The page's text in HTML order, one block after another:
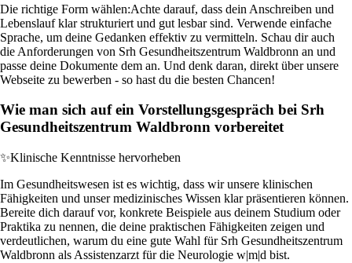
Die richtige Form wählen:Achte darauf, dass dein Anschreiben und
Lebenslauf klar strukturiert und gut lesbar sind. Verwende einfache
Sprache, um deine Gedanken effektiv zu vermitteln. Schau dir auch
die Anforderungen von Srh Gesundheitszentrum Waldbronn an und
passe deine Dokumente dem an. Und denk daran, direkt über unsere
Webseite zu bewerben - so hast du die besten Chancen!
Wie man sich auf ein Vorstellungsgespräch bei Srh
Gesundheitszentrum Waldbronn vorbereitet
✨Klinische Kenntnisse hervorheben
Im Gesundheitswesen ist es wichtig, dass wir unsere klinischen
Fähigkeiten und unser medizinisches Wissen klar präsentieren können.
Bereite dich darauf vor, konkrete Beispiele aus deinem Studium oder
Praktika zu nennen, die deine praktischen Fähigkeiten zeigen und
verdeutlichen, warum du eine gute Wahl für Srh Gesundheitszentrum
Waldbronn als Assistenzarzt für die Neurologie w|m|d bist.